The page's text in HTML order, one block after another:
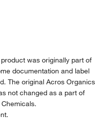
was originally part of
documentation and label
The original Acros Organics
not changed as a part of